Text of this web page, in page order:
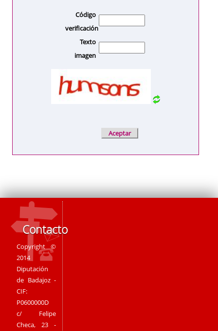
Código
verificación
Texto
imagen
Contacto
Copyright ©
2014
Diputación
de Badajoz -
CIF:
P0600000D
c/ Felipe
Checa, 23 -